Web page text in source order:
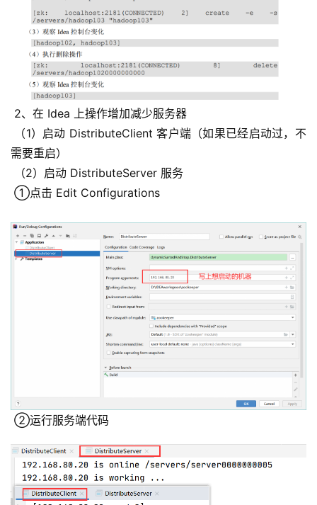
公
2、在 Idea 上操作增加减少服务器
需要重启）
（2）启动 DistributeServer 服务
①点击 Edit Configurations
②运行服务端代码